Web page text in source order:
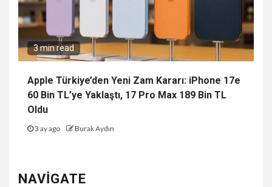
3 min read
Apple Türkiye’den Yeni Zam Kararı: iPhone 17e
60 Bin TL’ye Yaklaştı, 17 Pro Max 189 Bin TL
Oldu
3 ay ago Burak Aydın
NAVIGATE